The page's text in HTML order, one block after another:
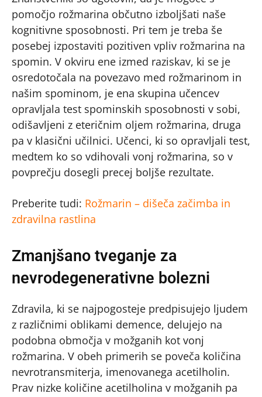
pomočjo rožmarina občutno izboljšati naše
kognitivne sposobnosti. Pri tem je treba še
posebej izpostaviti pozitiven vpliv rožmarina na
spomin. V okviru ene izmed raziskav, ki se je
osredotočala na povezavo med rožmarinom in
našim spominom, je ena skupina učencev
opravljala test spominskih sposobnosti v sobi,
odišavljeni z eteričnim oljem rožmarina, druga
pa v klasični učilnici. Učenci, ki so opravljali test,
medtem ko so vdihovali vonj rožmarina, so v
povprečju dosegli precej boljše rezultate.
Preberite tudi: Rožmarin – dišeča začimba in
zdravilna rastlina
Zmanjšano tveganje za
nevrodegenerativne bolezni
Zdravila, ki se najpogosteje predpisujejo ljudem
z različnimi oblikami demence, delujejo na
podobna območja v možganih kot vonj
rožmarina. V obeh primerih se poveča količina
nevrotransmiterja, imenovanega acetilholin.
Prav nizke količine acetilholina v možganih pa